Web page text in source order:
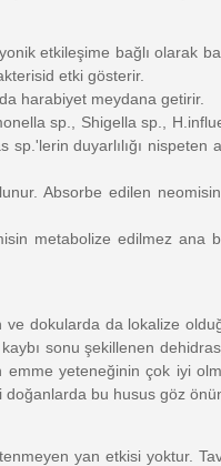
etkileşime bağlı olarak
etki gösterir.
harabiyet meydana getirir.
sp., Shigella sp.,
duyarlılığı nispeten
Absorbe edilen
metabolize edilmez ana
dokularda da lokalize
sonu şekillenen
yeteneğinin çok iyi
bu husus göz
yan etkisi yoktur.